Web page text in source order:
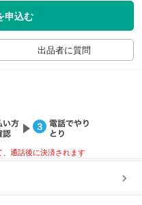
申込む
出品者に質問
通話後に決済されます